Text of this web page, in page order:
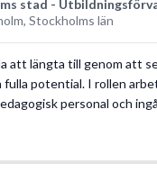
stad -
Stockholms län
att längta till genom att
potential. I rollen
personal och